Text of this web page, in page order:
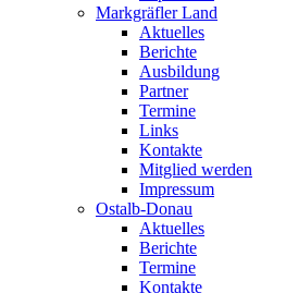
Markgräfler Land
Aktuelles
Berichte
Ausbildung
Partner
Termine
Links
Kontakte
Mitglied werden
Impressum
Ostalb-Donau
Aktuelles
Berichte
Termine
Kontakte